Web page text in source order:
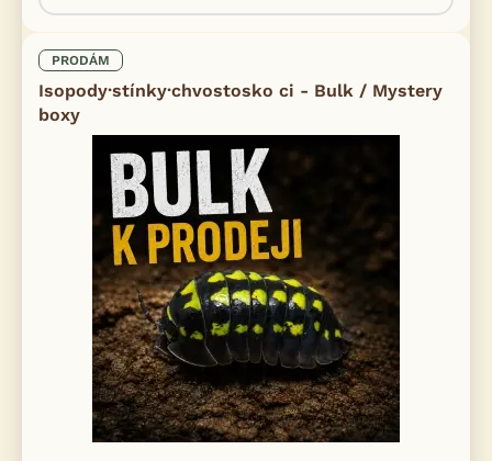
PRODÁM
Isopody·stínky·chvostosko ci - Bulk / Mystery
boxy